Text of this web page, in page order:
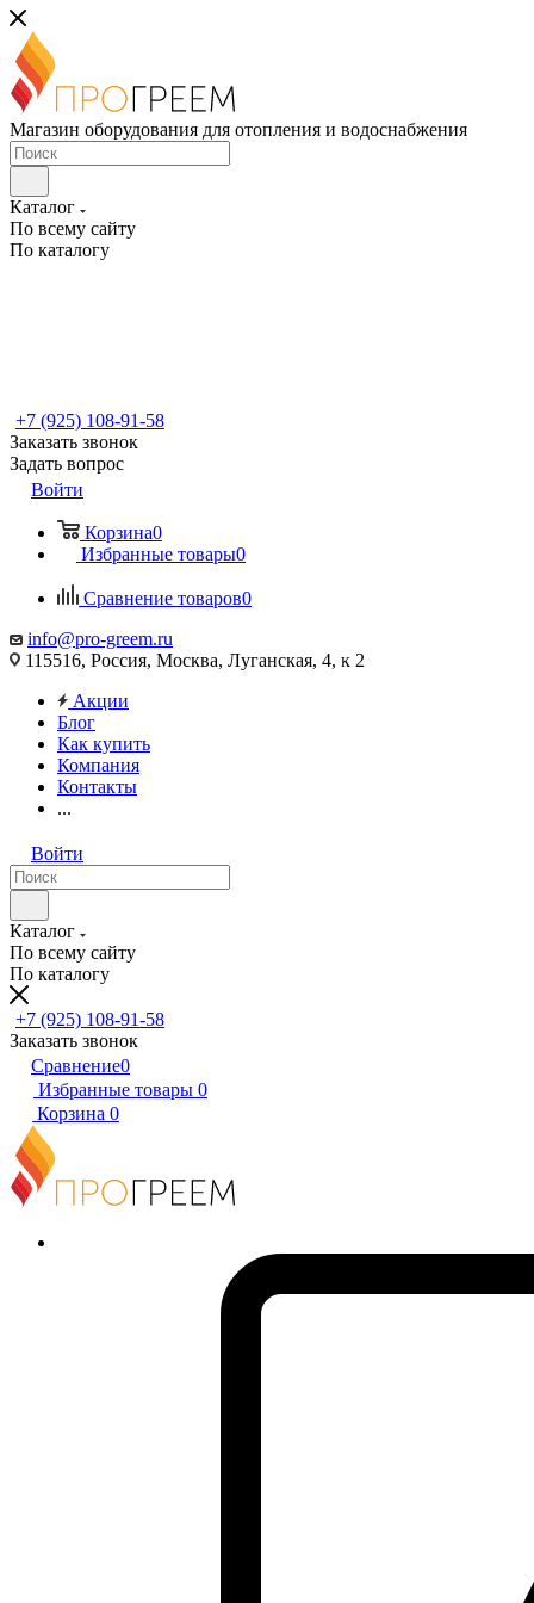
Магазин оборудования для отопления и водоснабжения
Каталог
По всему сайту
По каталогу
+7 (925) 108-91-58
Заказать звонок
Задать вопрос
Войти
Корзина0
Избранные товары0
Сравнение товаров0
info@pro-greem.ru
115516, Россия, Москва, Луганская, 4, к 2
Акции
Блог
Как купить
Компания
Контакты
...
Войти
Каталог
По всему сайту
По каталогу
+7 (925) 108-91-58
Заказать звонок
Сравнение0
Избранные товары 0
Корзина 0